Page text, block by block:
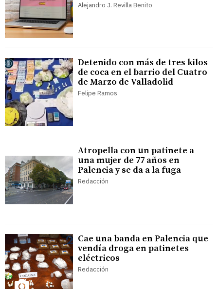
Alejandro J. Revilla Benito
Detenido con más de tres kilos
de coca en el barrio del Cuatro
de Marzo de Valladolid
Felipe Ramos
Atropella con un patinete a
una mujer de 77 años en
Palencia y se da a la fuga
Redacción
Cae una banda en Palencia que
vendía droga en patinetes
eléctricos
Redacción